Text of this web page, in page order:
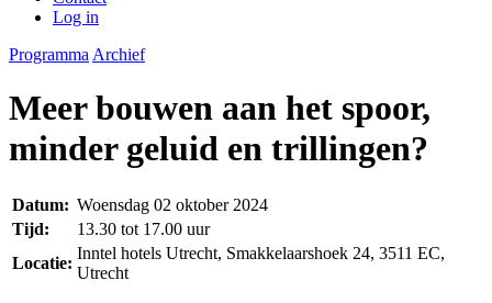
Log in
Programma Archief
Meer bouwen aan het spoor,
minder geluid en trillingen?
Datum: Woensdag 02 oktober 2024
Tijd:
13.30 tot 17.00 uur
Locatie:
Inntel hotels Utrecht, Smakkelaarshoek 24, 3511 EC,
Utrecht